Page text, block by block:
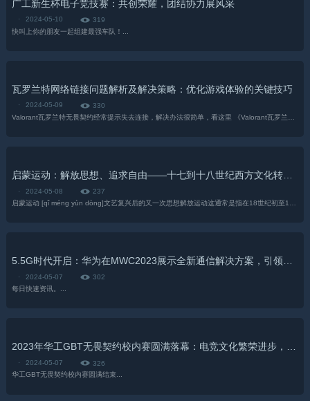
广工新生杯电子竞技赛：共创荣耀，团结协力展风采
· 2024-05-10
319
快叫上你的朋友一起组建最强车队！...
瓦罗兰特网络链接问题解析及解决策略：优化游戏体验的关键技巧
· 2024-05-09
330
· 2024-05-08
237
5.5G时代开启：华为在MWC2023展示全新通信解决方案，引领通信科技革命
· 2024-05-07
302
每日快速资讯。...
2023年华工GBT无畏契约校内赛圆满落幕：电竞文化繁荣进步，百脑汇决赛留下美好记忆
· 2024-05-07
326
华工GBT无畏契约校内赛圆满结束...